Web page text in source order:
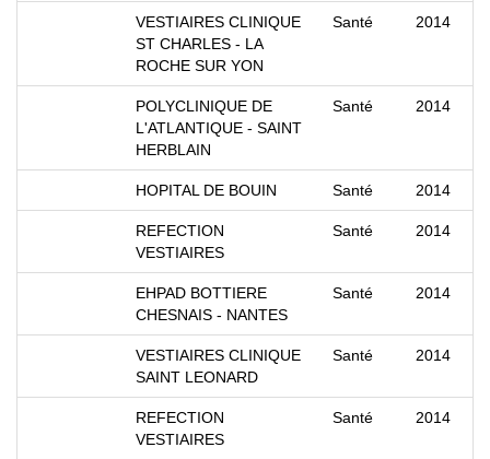
VESTIAIRES CLINIQUE
ST CHARLES - LA
ROCHE SUR YON
Santé 2014
POLYCLINIQUE DE
L'ATLANTIQUE - SAINT
HERBLAIN
Santé 2014
HOPITAL DE BOUIN Santé 2014
REFECTION
VESTIAIRES
Santé 2014
EHPAD BOTTIERE
CHESNAIS - NANTES
Santé 2014
VESTIAIRES CLINIQUE
SAINT LEONARD
Santé 2014
REFECTION
VESTIAIRES
Santé 2014